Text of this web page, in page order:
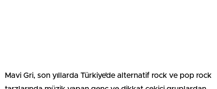
Mavi Gri, son yıllarda Türkiye’de alternatif rock ve pop rock